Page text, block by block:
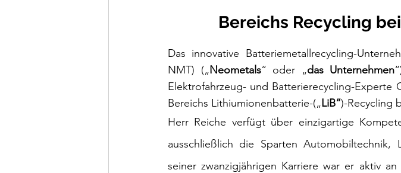
Bereichs Recycling
Das innovative Batteriemetallrecycling-
NMT) („Neometals“ oder „das Unternehmen
Elektrofahrzeug- und Batterierecycling-Experte
Bereichs Lithiumionenbatterie-(„LiB“)-Recycling
Herr Reiche verfügt über einzigartige
ausschließlich die Sparten
seiner zwanzigjährigen Karriere war er aktiv